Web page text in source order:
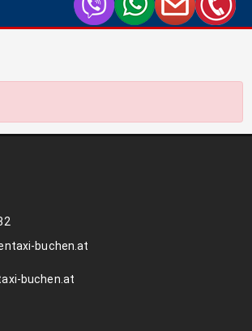
buchen.at
buchen.at